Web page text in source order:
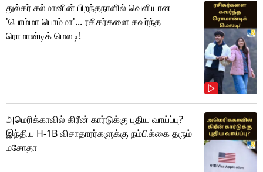
துல்கர் சல்மானின் பிறந்தநாளில் வெளியான
'பொம்மா பொம்மா'... ரசிகர்களை கவர்ந்த
ரொமான்டிக் மெலடி!
அமெரிக்காவில் கிரீன் கார்டுக்கு புதிய வாய்ப்பு?
இந்திய H-1B விசாதாரர்களுக்கு நம்பிக்கை தரும்
மசோதா